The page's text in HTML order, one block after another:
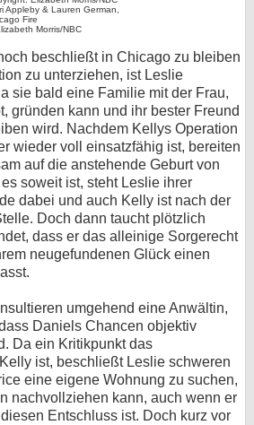
Appleby & Lauren German,
Fire
Morris/NBC
beschließt in Chicago zu bleiben
zu unterziehen, ist Leslie
sie bald eine Familie mit der Frau,
gründen kann und ihr bester Freund
wird. Nachdem Kellys Operation
wieder voll einsatzfähig ist, bereiten
auf die anstehende Geburt von
soweit ist, steht Leslie ihrer
dabei und auch Kelly ist nach der
Doch dann taucht plötzlich
dass er das alleinige Sorgerecht
neugefundenen Glück einen
umgehend eine Anwältin,
Daniels Chancen objektiv
Da ein Kritikpunkt das
ist, beschließt Leslie schweren
eine eigene Wohnung zu suchen,
nachvollziehen kann, auch wenn er
Entschluss ist. Doch kurz vor